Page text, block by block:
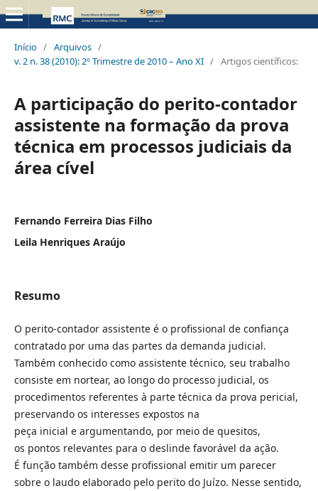
Início / Arquivos /
v. 2 n. 38 (2010): 2º Trimestre de 2010 – Ano XI / Artigos científicos:
A participação do perito-contador
assistente na formação da prova
técnica em processos judiciais da
área cível
Fernando Ferreira Dias Filho
Leila Henriques Araújo
Resumo
O perito-contador assistente é o profissional de confiança
contratado por uma das partes da demanda judicial.
Também conhecido como assistente técnico, seu trabalho
consiste em nortear, ao longo do processo judicial, os
procedimentos referentes à parte técnica da prova pericial,
preservando os interesses expostos na
peça inicial e argumentando, por meio de quesitos,
os pontos relevantes para o deslinde favorável da ação.
É função também desse profissional emitir um parecer
sobre o laudo elaborado pelo perito do Juízo. Nesse sentido,